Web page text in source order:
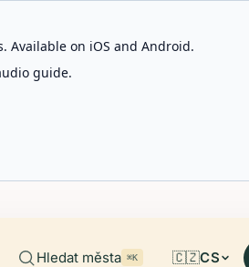
Available on iOS and Android.
guide.
Hledat města ⌘K 🇨🇿CS